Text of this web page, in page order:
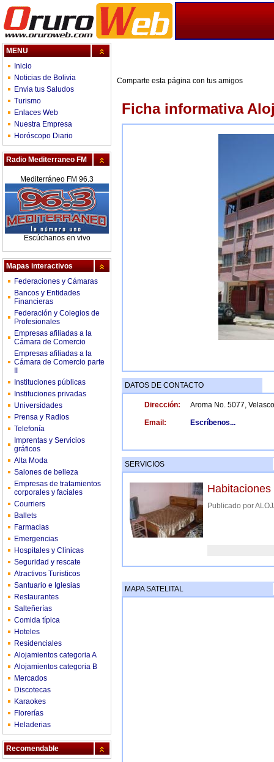
MENU
Inicio
Noticias de Bolivia
Envia tus Saludos
Turismo
Enlaces Web
Nuestra Empresa
Horóscopo Diario
Radio Mediterraneo FM
Mediterráneo FM 96.3
Escúchanos en vivo
Mapas interactivos
Federaciones y Cámaras
Bancos y Entidades
Financieras
Federación y Colegios de
Profesionales
Empresas afiliadas a la
Cámara de Comercio
Empresas afiliadas a la
Cámara de Comercio parte
Instituciones públicas
Instituciones privadas
Universidades
Prensa y Radios
Telefonía
Imprentas y Servicios
gráficos
Alta Moda
Salones de belleza
Empresas de tratamientos
corporales y faciales
Courriers
Ballets
Farmacias
Emergencias
Hospitales y Clínicas
Seguridad y rescate
Atractivos Turisticos
Santuario e Iglesias
Restaurantes
Salteñerías
Comida típica
Hoteles
Residenciales
Alojamientos categoria A
Alojamientos categoria B
Mercados
Discotecas
Karaokes
Florerías
Heladerias
Recomendable
Comparte esta página con tus amigos
Ficha informativa
DATOS DE CONTACTO
Dirección: Aroma No. 5077,
Email: Escríbenos...
SERVICIOS
Publicado por
MAPA SATELITAL